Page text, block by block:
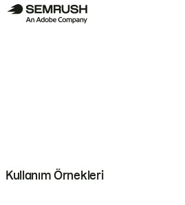
Kullanım Örnekleri